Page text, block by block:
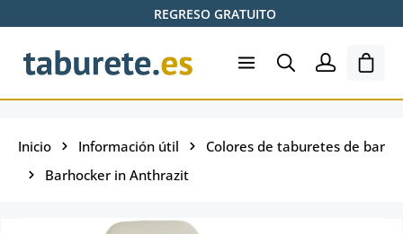
Saltar al contenido principalREGRESO GRATUITO
El
Inicio Información útil
Colores de taburetes de bar
Barhocker in Anthrazit